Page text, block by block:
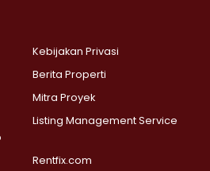
>
Selatan >
Labu >
Agung >
>
Pinang >
Kebijakan Privasi
Berita Properti
Mitra Proyek
Listing Management Service
Rentfix.com